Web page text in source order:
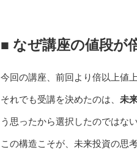
■ なぜ講座の値段が
今回の講座、前回より倍以上値
それでも受講を決めたのは、 未
う思ったから選択したのではな
この構造こそが、未来投資の思